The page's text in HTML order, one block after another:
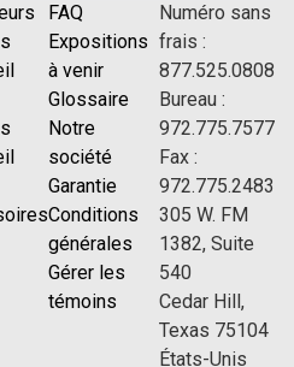
FAQ
Expositions
à venir
Glossaire
Notre
société
Garantie
Conditions
générales
Gérer les
témoins
Numéro sans
frais :
877.525.0808
Bureau :
972.775.7577
Fax :
972.775.2483
305 W. FM
1382, Suite
540
Cedar Hill,
Texas 75104
États-Unis